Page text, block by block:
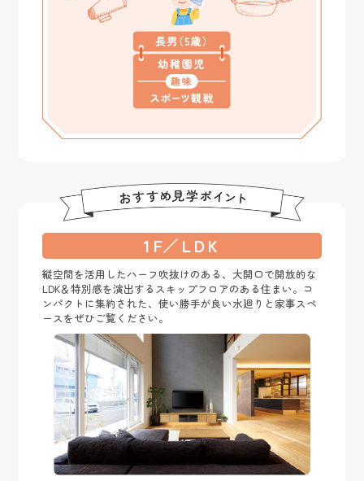
1F／LDK
縦空間を活用したハーフ吹抜けのある、大開口で開放的な
LDK＆特別感を演出するスキップフロアのある住まい。コ
ンパクトに集約された、使い勝手が良い水廻りと家事スペ
ースをぜひご覧ください。